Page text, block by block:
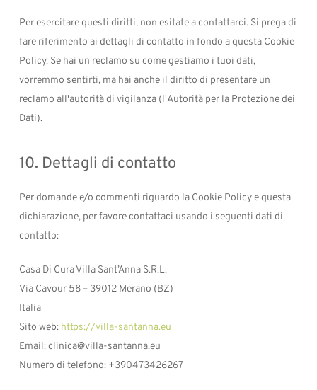
Per esercitare questi diritti, non esitate a contattarci. Si prega di
fare riferimento ai dettagli di contatto in fondo a questa Cookie
Policy. Se hai un reclamo su come gestiamo i tuoi dati,
vorremmo sentirti, ma hai anche il diritto di presentare un
reclamo all'autorità di vigilanza (l'Autorità per la Protezione dei
Dati).
10. Dettagli di contatto
Per domande e/o commenti riguardo la Cookie Policy e questa
dichiarazione, per favore contattaci usando i seguenti dati di
contatto:
Casa Di Cura Villa Sant’Anna S.R.L.
Via Cavour 58 – 39012 Merano (BZ)
Italia
Sito web: https://villa-santanna.eu
Email:clinica@villa-santanna.eu
Numero di telefono: ‭+390473426267‬